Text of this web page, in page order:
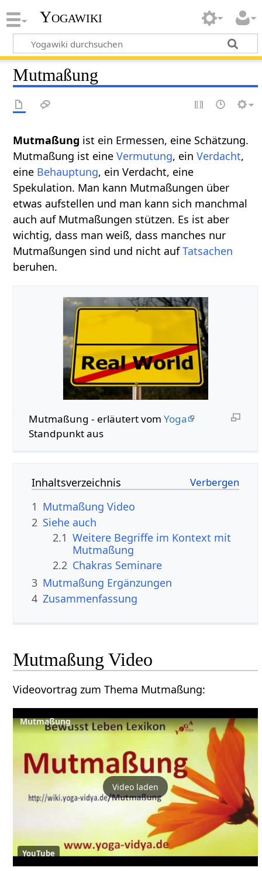
Yogawiki
Mutmaßung
ist ein Ermessen, eine Schätzung.
Mutmaßung ist eineVermutung, einVerdacht,
eine Behauptung, ein Verdacht, eine
Spekulation. Man kann Mutmaßungen über
etwas aufstellen und man kann sich manchmal
auch auf Mutmaßungen stützen. Es ist aber
wichtig, dass man weiß, dass manches nur
Mutmaßungen sind und nicht aufTatsachen
beruhen.
Mutmaßung‏‎ - erläutert vom Yoga
Standpunkt aus
Inhaltsverzeichnis
1
Mutmaßung‏‎ Video
2 Siehe auch
2.1 Weitere Begriffe im Kontext mit
2.2 Chakras Seminare
3
Mutmaßung‏‎ Ergänzungen
4 Zusammenfassung
Mutmaßung‏‎ Video
Videovortrag zum Thema Mutmaßung‏‎:
Mutmaßung
Video laden
YouTube